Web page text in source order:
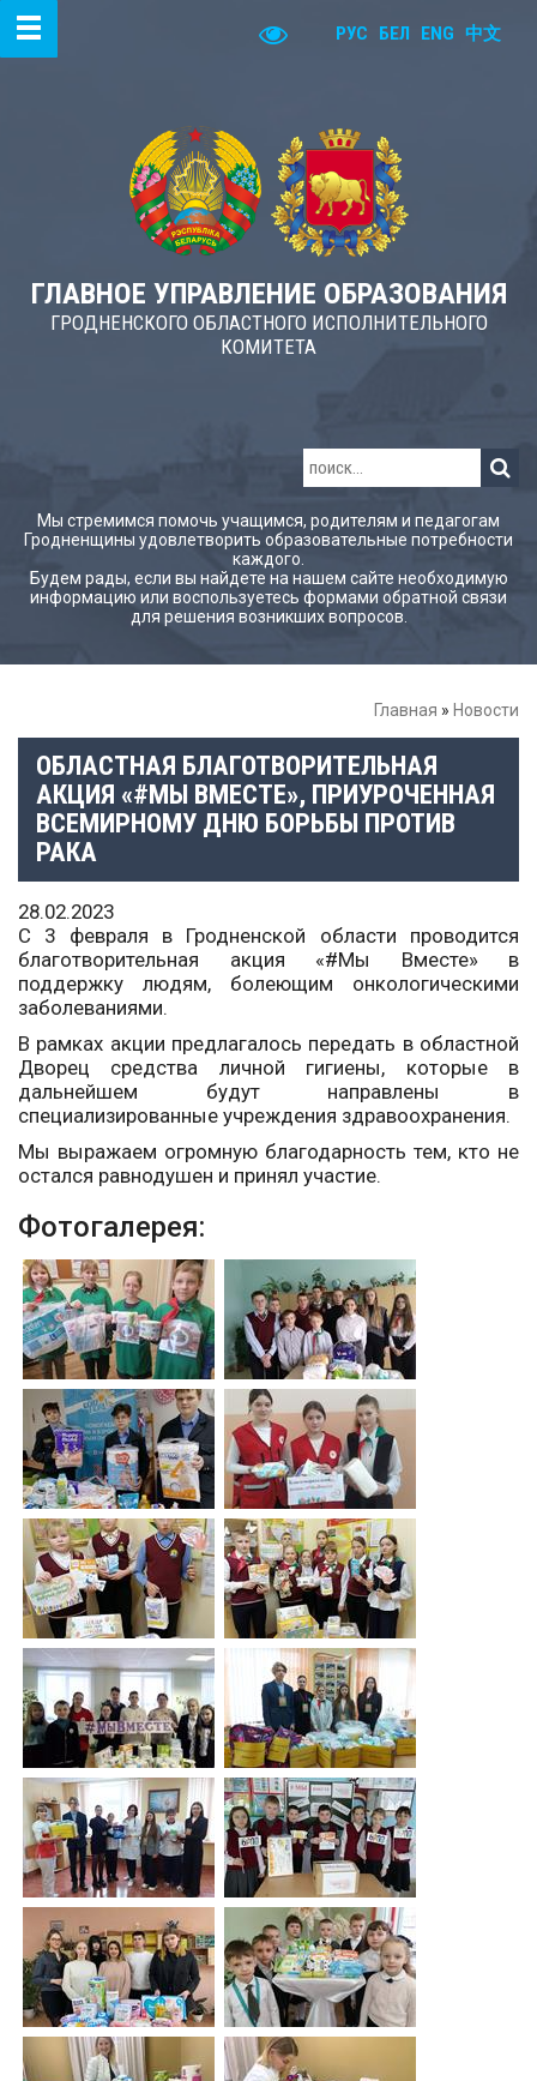
РУС БЕЛ ENG 中文
ГЛАВНОЕ УПРАВЛЕНИЕ ОБРАЗОВАНИЯ
ГРОДНЕНСКОГО ОБЛАСТНОГО ИСПОЛНИТЕЛЬНОГО
КОМИТЕТА
Мы стремимся помочь учащимся, родителям и педагогам
Гродненщины удовлетворить образовательные потребности
каждого.
Будем рады, если вы найдете на нашем сайте необходимую
информацию или воспользуетесь формами обратной связи
для решения возникших вопросов.
Главная » Новости
ОБЛАСТНАЯ БЛАГОТВОРИТЕЛЬНАЯ
АКЦИЯ «#МЫ ВМЕСТЕ», ПРИУРОЧЕННАЯ
ВСЕМИРНОМУ ДНЮ БОРЬБЫ ПРОТИВ
РАКА
28.02.2023
С 3 февраля в Гродненской области проводится
благотворительная акция «#Мы Вместе» в
поддержку людям, болеющим онкологическими
заболеваниями.
В рамках акции предлагалось передать в областной
Дворец средства личной гигиены, которые в
дальнейшем будут направлены в
специализированные учреждения здравоохранения.
Мы выражаем огромную благодарность тем, кто не
остался равнодушен и принял участие.
Фотогалерея: